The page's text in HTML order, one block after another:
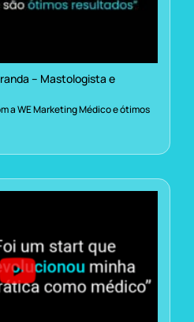
– Mastologista e
a WE Marketing Médico e ótimos